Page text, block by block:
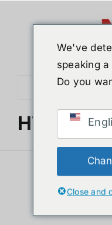
HTC Vive
HTC
We've
speaking
Do you
Close and